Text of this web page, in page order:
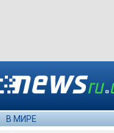
В МИРЕ